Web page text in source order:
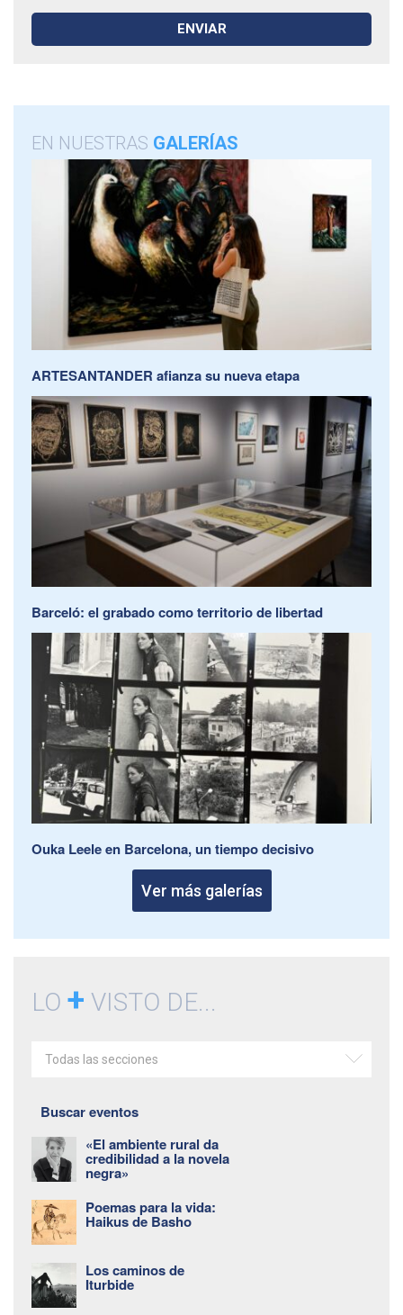
EN NUESTRAS GALERÍAS
ARTESANTANDER afianza su nueva etapa
Barceló: el grabado como territorio de libertad
Ouka Leele en Barcelona, un tiempo decisivo
Ver más galerías
LO + VISTO DE...
Todas las secciones
Buscar eventos
«El ambiente rural da
credibilidad a la novela
negra»
Poemas para la vida:
Haikus de Basho
Los caminos de
Iturbide